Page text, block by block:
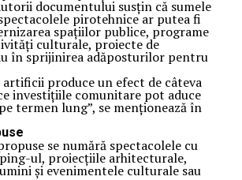
documentului susțin că sumele
pirotehnice ar putea fi
spațiilor publice, programe
culturale, proiecte de
în sprijinirea adăposturilor pentru
artificii produce un efect de câteva
investițiile comunitare pot aduce
termen lung”, se menționează în
se numără spectacolele cu
ul, proiecțiile arhitecturale,
și evenimentele culturale sau